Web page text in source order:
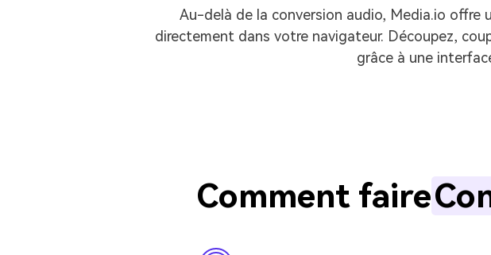
Au-delà de la conversion audio, Media.io offre
directement dans votre navigateur. Découpez,
grâce à une
Comment faire